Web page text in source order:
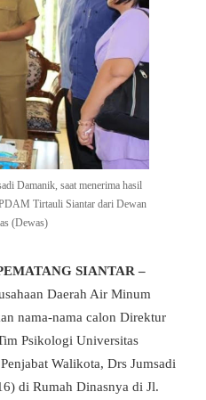
Damanik, saat menerima hasil
Tirtauli Siantar dari Dewan
(Dewas)
SIANTAR –
Daerah Air Minum
nama-nama calon Direktur
Psikologi Universitas
Walikota, Drs Jumsadi
di Rumah Dinasnya di Jl.